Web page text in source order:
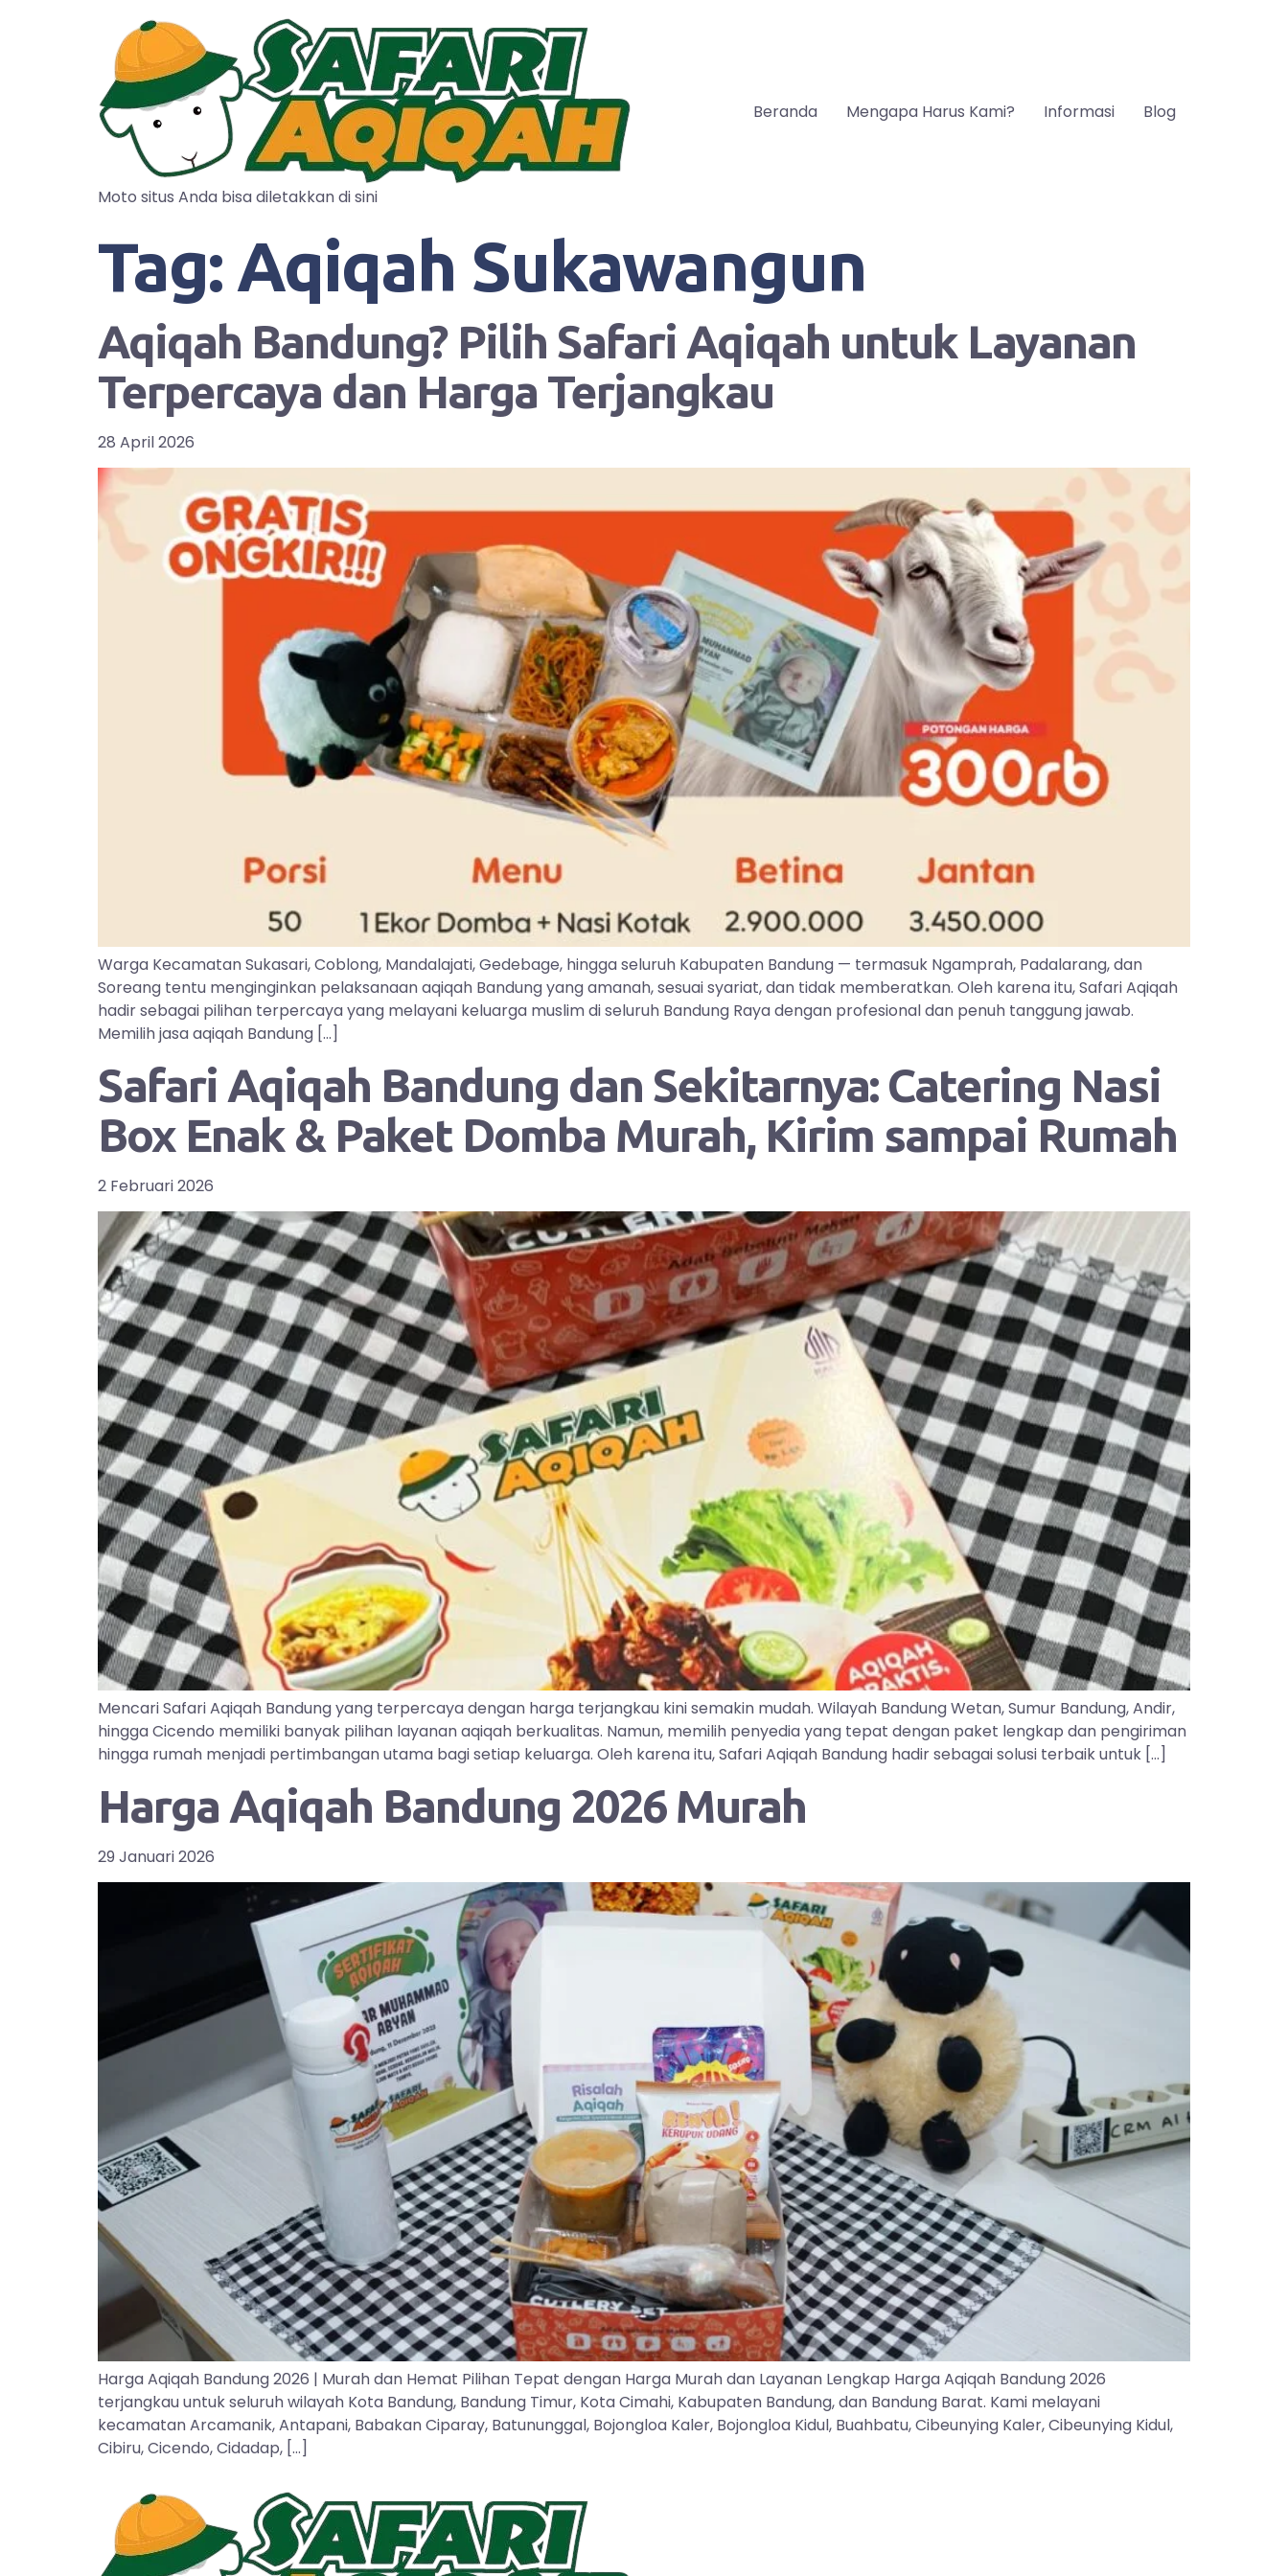
Moto situs Anda bisa diletakkan di sini
Beranda Mengapa Harus Kami? Informasi Blog
Tag: Aqiqah Sukawangun
Aqiqah Bandung? Pilih Safari Aqiqah untuk Layanan
Terpercaya dan Harga Terjangkau
28 April 2026
Warga Kecamatan Sukasari, Coblong, Mandalajati, Gedebage, hingga seluruh Kabupaten Bandung — termasuk Ngamprah, Padalarang, dan
Soreang tentu menginginkan pelaksanaan aqiqah Bandung yang amanah, sesuai syariat, dan tidak memberatkan. Oleh karena itu, Safari Aqiqah
hadir sebagai pilihan terpercaya yang melayani keluarga muslim di seluruh Bandung Raya dengan profesional dan penuh tanggung jawab.
Memilih jasa aqiqah Bandung […]
Safari Aqiqah Bandung dan Sekitarnya: Catering Nasi
Box Enak & Paket Domba Murah, Kirim sampai Rumah
2 Februari 2026
Mencari Safari Aqiqah Bandung yang terpercaya dengan harga terjangkau kini semakin mudah. Wilayah Bandung Wetan, Sumur Bandung, Andir,
hingga Cicendo memiliki banyak pilihan layanan aqiqah berkualitas. Namun, memilih penyedia yang tepat dengan paket lengkap dan pengiriman
hingga rumah menjadi pertimbangan utama bagi setiap keluarga. Oleh karena itu, Safari Aqiqah Bandung hadir sebagai solusi terbaik untuk […]
Harga Aqiqah Bandung 2026 Murah
29 Januari 2026
Harga Aqiqah Bandung 2026 | Murah dan Hemat Pilihan Tepat dengan Harga Murah dan Layanan Lengkap Harga Aqiqah Bandung 2026
terjangkau untuk seluruh wilayah Kota Bandung, Bandung Timur, Kota Cimahi, Kabupaten Bandung, dan Bandung Barat. Kami melayani
kecamatan Arcamanik, Antapani, Babakan Ciparay, Batununggal, Bojongloa Kaler, Bojongloa Kidul, Buahbatu, Cibeunying Kaler, Cibeunying Kidul,
Cibiru, Cicendo, Cidadap, […]